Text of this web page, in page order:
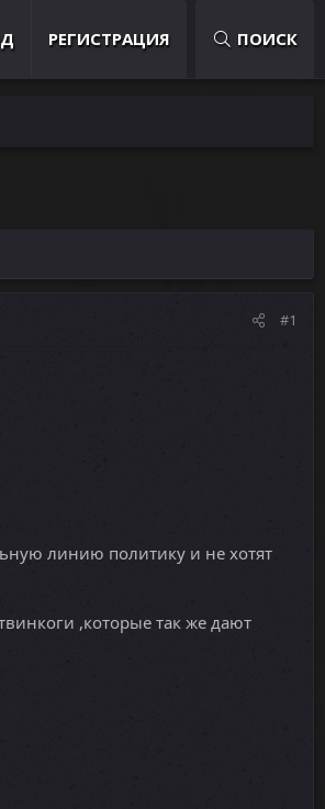
РЕГИСТРАЦИЯ ПОИСК
#1
линию политику и не хотят
,которые так же дают